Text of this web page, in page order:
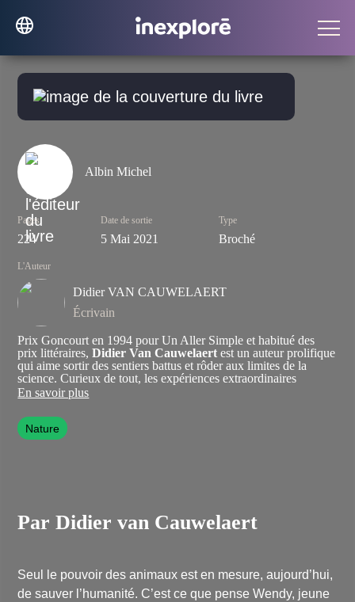
Albin Michel
Pages
224
Date de sortie
5 Mai 2021
Type
Broché
L'Auteur
Didier VAN CAUWELAERT
Écrivain
Prix Goncourt en 1994 pourUn Aller Simple et habitué des
prix littéraires,Didier Van Cauwelaert est un auteur prolifique
qui aime sortir des sentiers battus et rôder aux limites de la
science. Curieux de tout, les expériences extraordinaires
l’inspirent et ses romans abordent les thèmes des expériences de
mort imminente, des sorties hors du corps, des rêves, du
magnétisme ou encore du chamanisme. Didier van Cauwelaert
a également travaillé pour le cinéma en tant que scénariste, et a
réalisé deux films.
En savoir plus
Nature
Par Didier van Cauwelaert
Seul le pouvoir des animaux est en mesure, aujourd’hui,
de sauver l’humanité. C’est ce que pense Wendy, jeune